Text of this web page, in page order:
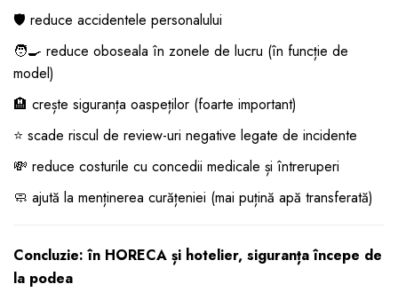
🛡️ reduce accidentele personalului
🧑‍🍳 reduce oboseala în zonele de lucru (în funcție de
model)
🏨 crește siguranța oaspeților (foarte important)
⭐ scade riscul de review-uri negative legate de incidente
💸 reduce costurile cu concedii medicale și întreruperi
🧼 ajută la menținerea curățeniei (mai puțină apă transferată)
Concluzie: în HORECA și hotelier, siguranța începe de
la podea